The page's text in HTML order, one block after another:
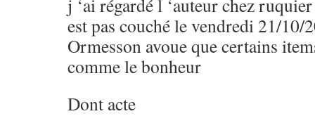
j ‘ai régardé l ‘auteur chez
est pas couché le vendredi 21/10/
Ormesson avoue que certains
comme le bonheur
Dont acte